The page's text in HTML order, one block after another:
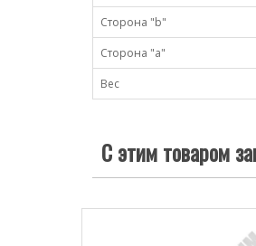
Сторона "b"
Сторона "а"
Вес
С этим товаром